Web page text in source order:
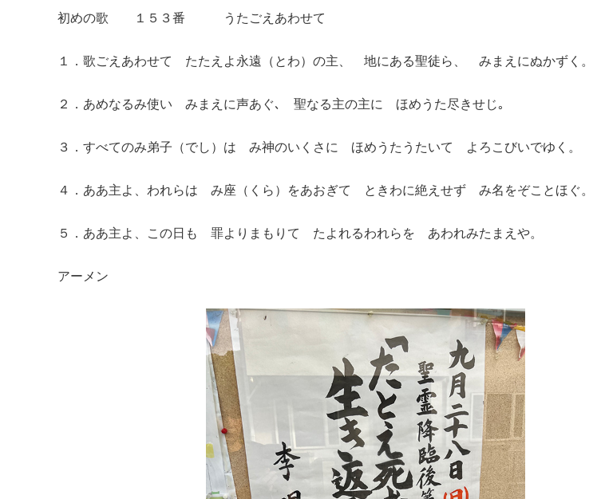
初めの歌 １５３番 うたごえあわせて
１．歌ごえあわせて たたえよ永遠（とわ）の主、 地にある聖徒ら、 みまえにぬかずく。
２．あめなるみ使い みまえに声あぐ､ 聖なる主の主に ほめうた尽きせじ｡
３．すべてのみ弟子（でし）は み神のいくさに ほめうたうたいて よろこびいでゆく。
４．ああ主よ、われらは み座（くら）をあおぎて ときわに絶えせず み名をぞことほぐ。
５．ああ主よ、この日も 罪よりまもりて たよれるわれらを あわれみたまえや。
アーメン